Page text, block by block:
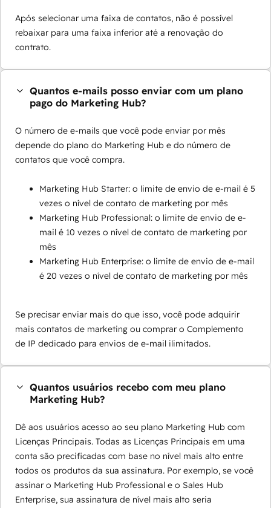
Após selecionar uma faixa de contatos, não é possível
rebaixar para uma faixa inferior até a renovação do
contrato.
Quantos e-mails posso enviar com um plano
pago do Marketing Hub?
O número de e-mails que você pode enviar por mês
depende do plano do Marketing Hub e do número de
contatos que você compra.
Marketing Hub Starter: o limite de envio de e-mail é 5
vezes o nível de contato de marketing por mês
Marketing Hub Professional: o limite de envio de e-
mail é 10 vezes o nível de contato de marketing por
mês
Marketing Hub Enterprise: o limite de envio de e-mail
é 20 vezes o nível de contato de marketing por mês
Se precisar enviar mais do que isso, você pode adquirir
mais contatos de marketing ou comprar o Complemento
de IP dedicado para envios de e-mail ilimitados.
Quantos usuários recebo com meu plano
Marketing Hub?
Dê aos usuários acesso ao seu plano Marketing Hub com
Licenças Principais. Todas as Licenças Principais em uma
conta são precificadas com base no nível mais alto entre
todos os produtos da sua assinatura. Por exemplo, se você
assinar o Marketing Hub Professional e o Sales Hub
Enterprise, sua assinatura de nível mais alto seria